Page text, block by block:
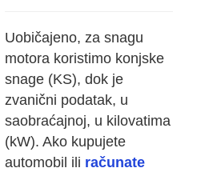
Uobičajeno, za snagu
motora koristimo konjske
snage (KS), dok je
zvanični podatak, u
saobraćajnoj, u kilovatima
(kW). Ako kupujete
automobil ili računate